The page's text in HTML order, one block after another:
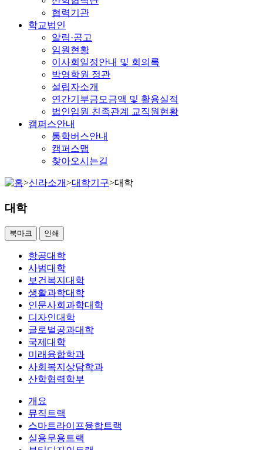
협력기관
학교법인
알림·공고
임원현황
이사회일정안내 및 회의록
박영학원 정관
설립자소개
연간기부금모금액 및 활용실적
법인임원 친족관계 교직원현황
캠퍼스안내
통학버스안내
캠퍼스맵
찾아오시는길
>신라소개>대학기구>대학
대학
북마크 인쇄
항공대학
사범대학
보건복지대학
생활과학대학
인문사회과학대학
디자인대학
글로벌공과대학
국제대학
미래융합학과
사회복지상담학과
산학협력학부
개요
뮤직트랙
스마트라이프융합트랙
실용무용트랙